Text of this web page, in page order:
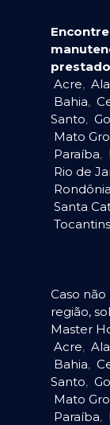
Acre,
Bahia,
Santo,
Mato
Paraíba,
Rio de
Rondônia
Santa
Tocantins
Caso
região,
Master
Acre,
Bahia,
Santo,
Mato
Paraíba,